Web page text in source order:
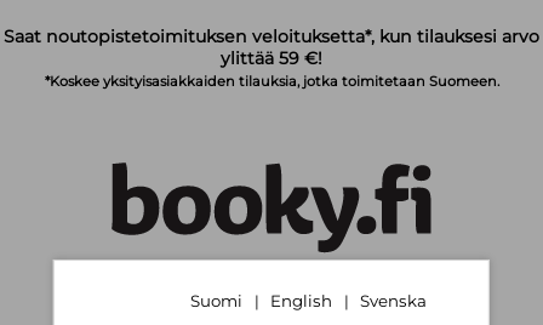
Saat noutopistetoimituksen veloituksetta*, kun tilauksesi arvo
ylittää 59 €!
*Koskee yksityisasiakkaiden tilauksia, jotka toimitetaan Suomeen.
Suomi English | Svenska
Suomi | English | Svenska